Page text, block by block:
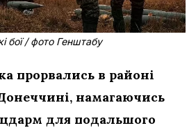
бої / фото Генштабу
прорвались в районі
намагаючись
для подальшого